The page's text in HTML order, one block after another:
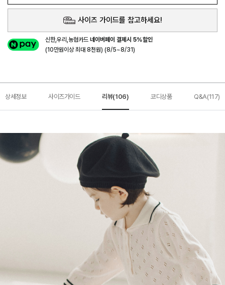
사이즈 가이드를 참고하세요!
신한,우리,농협카드네이버페이 결제시 5%할인
(10만원이상 최대 8천원) (8/5~8/31)
상세정보 사이즈가이드 리뷰(106) 코디상품 Q&A(117)